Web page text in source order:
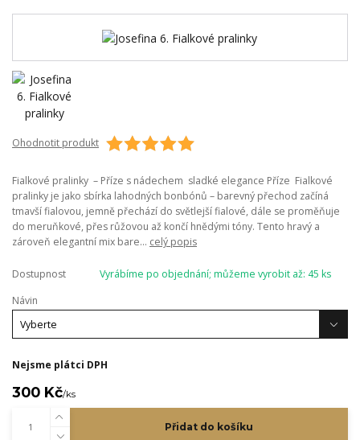
Ohodnotit produkt
Fialkové pralinky – Příze s nádechem sladké elegance Příze Fialkové
pralinky je jako sbírka lahodných bonbónů – barevný přechod začíná
tmavší fialovou, jemně přechází do světlejší fialové, dále se proměňuje
do meruňkové, přes růžovou až končí hnědými tóny. Tento hravý a
zároveň elegantní mix bare... celý popis
Dostupnost
Vyrábíme po objednání; můžeme vyrobit až: 45 ks
Návin
Nejsme plátci DPH
300 Kč/ks
Přidat do košíku